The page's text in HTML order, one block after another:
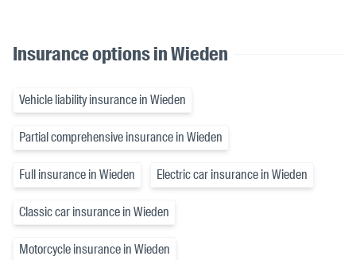
Insurance options in Wieden
Vehicle liability insurance in Wieden
Partial comprehensive insurance in Wieden
Full insurance in Wieden Electric car insurance in Wieden
Classic car insurance in Wieden
Motorcycle insurance in Wieden